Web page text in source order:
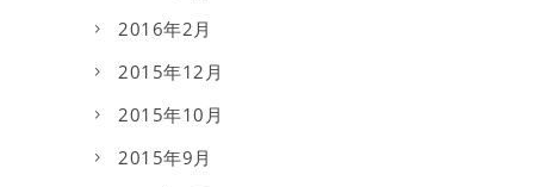
2016年2月
2015年12月
2015年10月
2015年9月